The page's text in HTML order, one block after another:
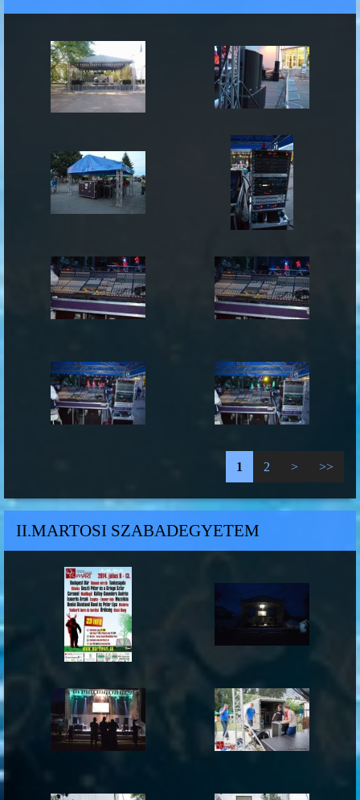
1 2 > >>
II.MARTOSI SZABADEGYETEM